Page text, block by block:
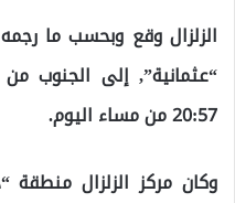
الزلزال وقع وبحسب ما
“عثمانية”, إلى الجنوب
20:57 من مساء اليوم.
وكان مركز الزلزال منطقة